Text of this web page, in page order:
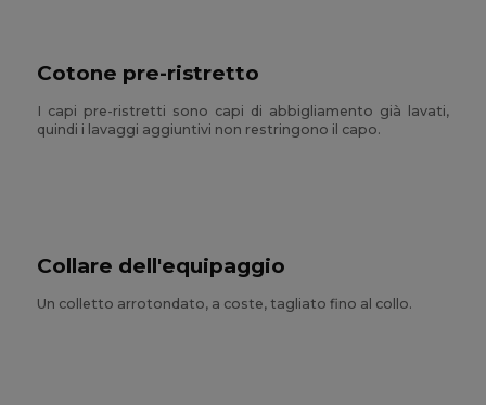
Cotone pre-ristretto
I capi pre-ristretti sono capi di abbigliamento già lavati,
quindi i lavaggi aggiuntivi non restringono il capo.
Collare dell'equipaggio
Un colletto arrotondato, a coste, tagliato fino al collo.